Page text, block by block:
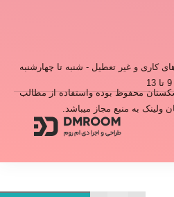
کاری و غیر تعطیل - شنبه تا چهارشنبه
محفوظ بوده واستفاده از مطالب
ولینک به منبع مجاز میباشد.